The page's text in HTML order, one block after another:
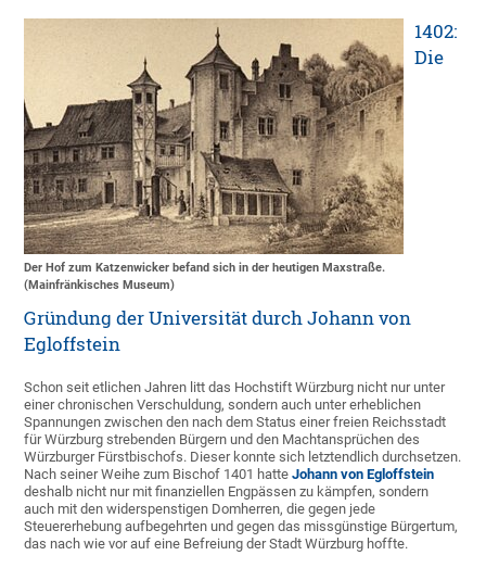
Der Hof zum Katzenwicker befand sich in der heutigen Maxstraße.
(Mainfränkisches Museum)
1402:
Die
Gründung der Universität durch Johann von
Egloffstein
Schon seit etlichen Jahren litt das Hochstift Würzburg nicht nur unter
einer chronischen Verschuldung, sondern auch unter erheblichen
Spannungen zwischen den nach dem Status einer freien Reichsstadt
für Würzburg strebenden Bürgern und den Machtansprüchen des
Würzburger Fürstbischofs. Dieser konnte sich letztendlich durchsetzen.
Nach seiner Weihe zum Bischof 1401 hatteJohann von Egloffstein
deshalb nicht nur mit finanziellen Engpässen zu kämpfen, sondern
auch mit den widerspenstigen Domherren, die gegen jede
Steuererhebung aufbegehrten und gegen das missgünstige Bürgertum,
das nach wie vor auf eine Befreiung der Stadt Würzburg hoffte.